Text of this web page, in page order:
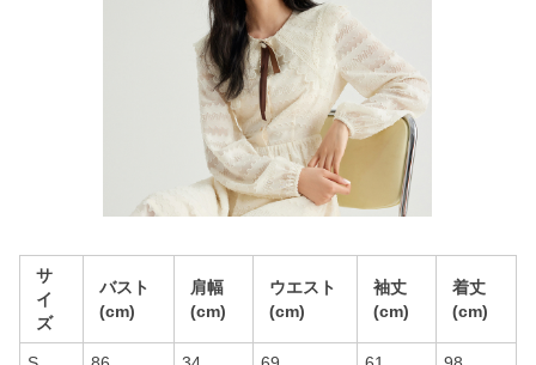
サ
イ
ズ
バスト
(cm)
肩幅
(cm)
ウエスト
(cm)
袖丈
(cm)
着丈
(cm)